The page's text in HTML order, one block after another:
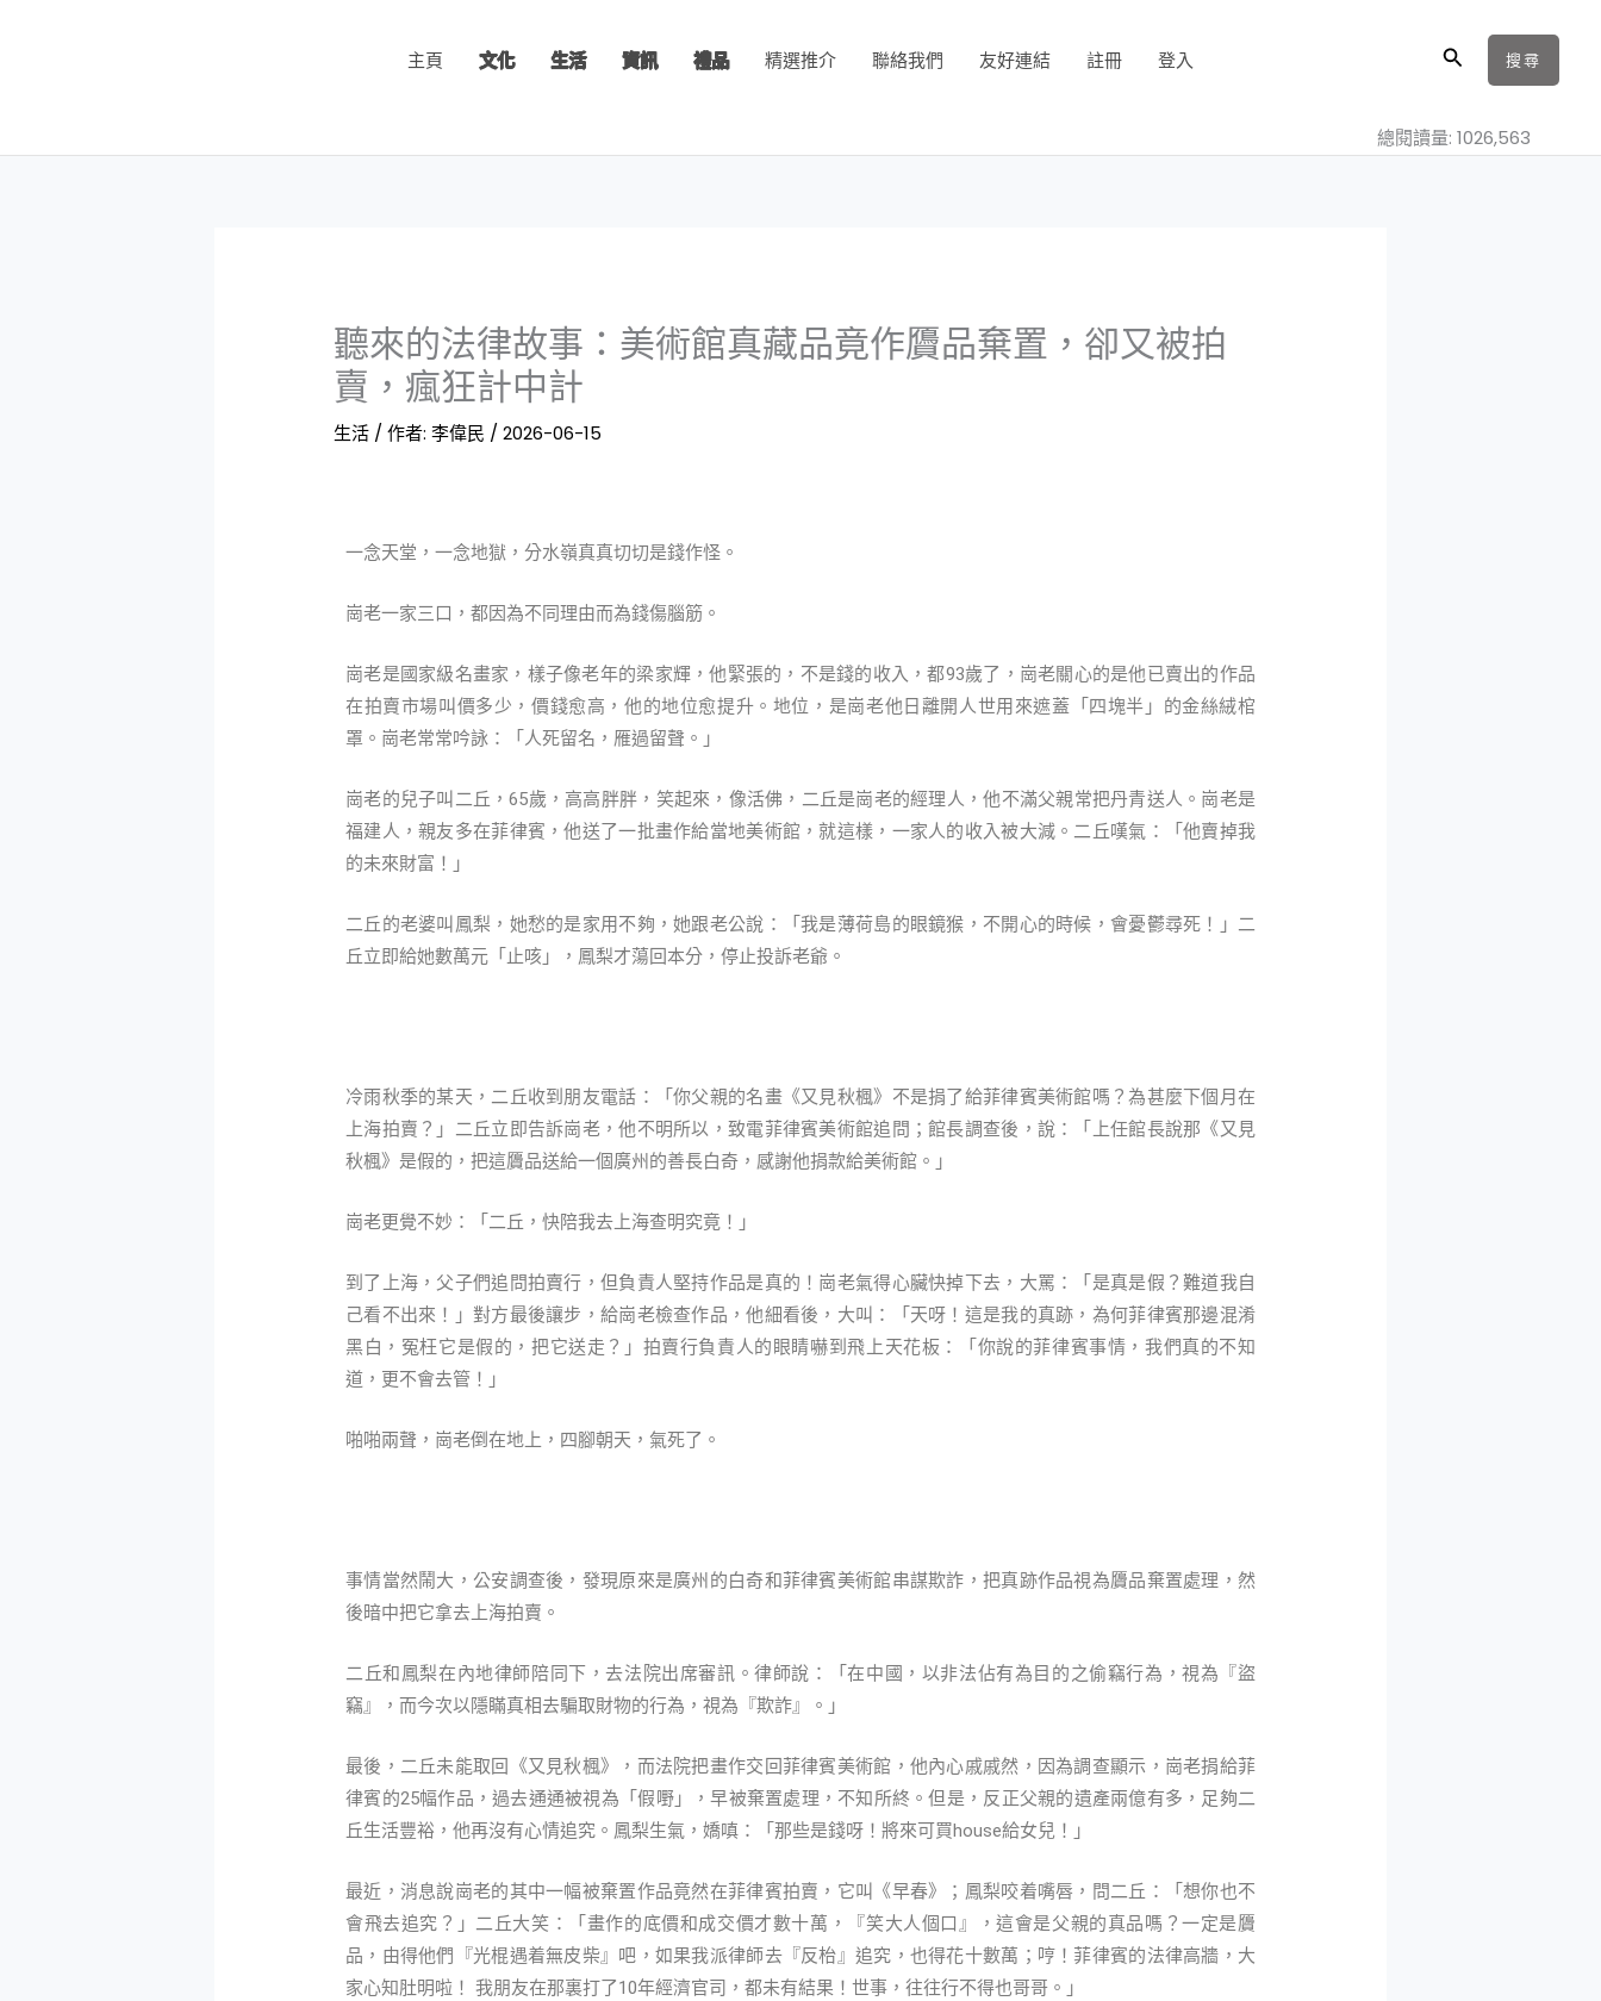
主頁 文化 生活 資訊 禮品 精選推介 聯絡我們 友好連結 註冊 登入
搜
搜尋
總閱讀量: 1026,563
聽來的法律故事：美術館真藏品竟作贗品棄置，卻又被拍
賣，瘋狂計中計
生活 / 作者:李偉民 /2026-06-15
一念天堂，一念地獄，分水嶺真真切切是錢作怪。
崗老一家三口，都因為不同理由而為錢傷腦筋。
崗老是國家級名畫家，樣子像老年的梁家輝，他緊張的，不是錢的收入，都93歲了，崗老關心的是他已賣出的作品
在拍賣市場叫價多少，價錢愈高，他的地位愈提升。地位，是崗老他日離開人世用來遮蓋「四塊半」的金絲絨棺
罩。崗老常常吟詠：「人死留名，雁過留聲。」
崗老的兒子叫二丘，65歲，高高胖胖，笑起來，像活佛，二丘是崗老的經理人，他不滿父親常把丹青送人。崗老是
福建人，親友多在菲律賓，他送了一批畫作給當地美術館，就這樣，一家人的收入被大減。二丘嘆氣：「他賣掉我
的未來財富！」
二丘的老婆叫鳳梨，她愁的是家用不夠，她跟老公說：「我是薄荷島的眼鏡猴，不開心的時候，會憂鬱尋死！」二
丘立即給她數萬元「止咳」，鳳梨才蕩回本分，停止投訴老爺。
冷雨秋季的某天，二丘收到朋友電話：「你父親的名畫《又見秋楓》不是捐了給菲律賓美術館嗎？為甚麼下個月在
上海拍賣？」二丘立即告訴崗老，他不明所以，致電菲律賓美術館追問；館長調查後，說：「上任館長說那《又見
秋楓》是假的，把這贗品送給一個廣州的善長白奇，感謝他捐款給美術館。」
崗老更覺不妙：「二丘，快陪我去上海查明究竟！」
到了上海，父子們追問拍賣行，但負責人堅持作品是真的！崗老氣得心臟快掉下去，大罵：「是真是假？難道我自
己看不出來！」對方最後讓步，給崗老檢查作品，他細看後，大叫：「天呀！這是我的真跡，為何菲律賓那邊混淆
黑白，冤枉它是假的，把它送走？」拍賣行負責人的眼睛嚇到飛上天花板：「你說的菲律賓事情，我們真的不知
道，更不會去管！」
啪啪兩聲，崗老倒在地上，四腳朝天，氣死了。
事情當然鬧大，公安調查後，發現原來是廣州的白奇和菲律賓美術館串謀欺詐，把真跡作品視為贗品棄置處理，然
後暗中把它拿去上海拍賣。
二丘和鳳梨在內地律師陪同下，去法院出席審訊。律師說：「在中國，以非法佔有為目的之偷竊行為，視為『盜
竊』，而今次以隱瞞真相去騙取財物的行為，視為『欺詐』。」
最後，二丘未能取回《又見秋楓》，而法院把畫作交回菲律賓美術館，他內心戚戚然，因為調查顯示，崗老捐給菲
律賓的25幅作品，過去通通被視為「假嘢」，早被棄置處理，不知所終。但是，反正父親的遺產兩億有多，足夠二
丘生活豐裕，他再沒有心情追究。鳳梨生氣，嬌嗔：「那些是錢呀！將來可買house給女兒！」
最近，消息說崗老的其中一幅被棄置作品竟然在菲律賓拍賣，它叫《早春》；鳳梨咬着嘴唇，問二丘：「想你也不
會飛去追究？」二丘大笑：「畫作的底價和成交價才數十萬，『笑大人個口』，這會是父親的真品嗎？一定是贗
品，由得他們『光棍遇着無皮柴』吧，如果我派律師去『反枱』追究，也得花十數萬；哼！菲律賓的法律高牆，大
家心知肚明啦！ 我朋友在那裏打了10年經濟官司，都未有結果！世事，往往行不得也哥哥。」